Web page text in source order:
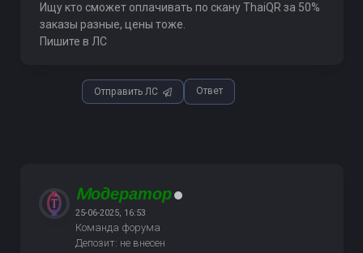
Ищу кто сможет оплачивать по скану ThaiQR за 50%
заказы разные, цены тоже.
Пишите в ЛС
Отправить ЛС Ответ
Mодератор
25-06-2025, 16:53
Команда форума
Депозит: не внесен